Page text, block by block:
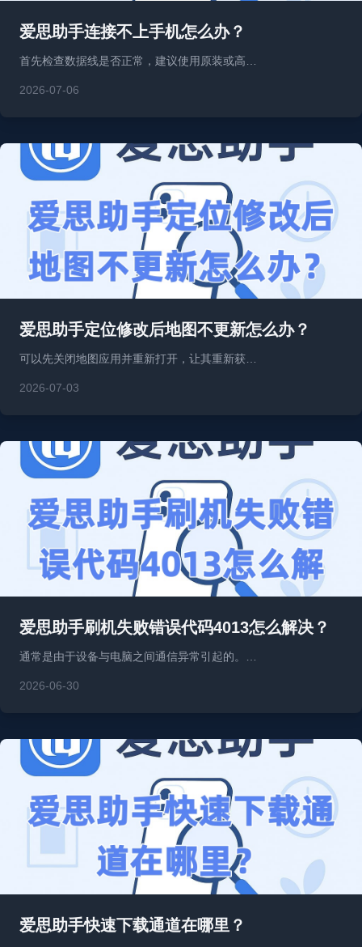
爱思助手连接不上手机怎么办？
首先检查数据线是否正常，建议使用原装或高…
2026-07-06
爱思助手定位修改后地图不更新怎么办？
可以先关闭地图应用并重新打开，让其重新获…
2026-07-03
爱思助手刷机失败错误代码4013怎么解决？
通常是由于设备与电脑之间通信异常引起的。…
2026-06-30
爱思助手快速下载通道在哪里？